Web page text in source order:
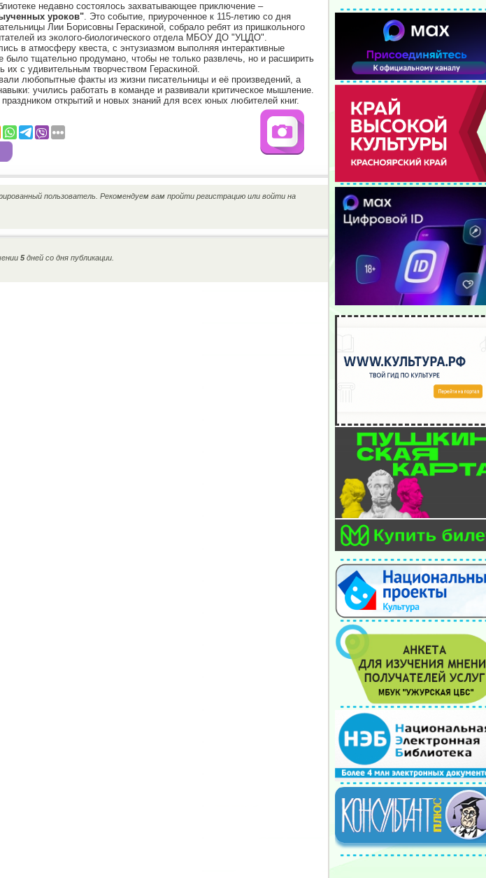
недавно состоялось захватывающее приключение –
уроков". Это событие, приуроченное к 115-летию со дня
Лии Борисовны Гераскиной, собрало ребят из пришкольного
из эколого-биологического отдела МБОУ ДО "УЦДО".
в атмосферу квеста, с энтузиазмом выполняя интерактивные
было тщательно продумано, чтобы не только развлечь, но и расширить
их с удивительным творчеством Гераскиной.
любопытные факты из жизни писательницы и её произведений, а
учились работать в команде и развивали критическое мышление.
открытий и новых знаний для всех юных любителей книг.
пользователь. Рекомендуем вам пройти регистрацию или войти на
5дней со дня публикации.